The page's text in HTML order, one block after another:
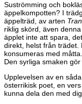
Suströmming och
äppelkompotten? I
äppelträd, av arten
riklig skörd, även
äpplet inte att spara,
direkt, helst från trädet.
konsumeras med
Den syrliga smaken gör
Upplevelsen av en
österrikisk poet, en
kunna dela den med